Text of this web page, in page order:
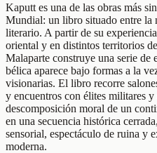
Kaputt es una de las obras más
Mundial: un libro situado entre la
literario. A partir de su
oriental y en distintos territorios
Malaparte construye una serie de
bélica aparece bajo formas a la
visionarias. El libro recorre
y encuentros con élites militares
descomposición moral de un
en una secuencia histórica
sensorial, espectáculo de ruina y
moderna.